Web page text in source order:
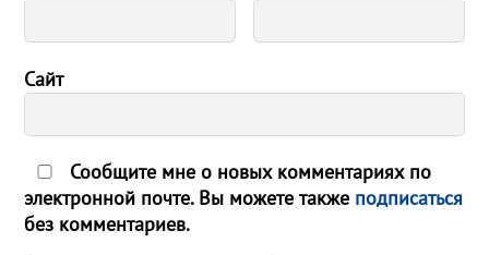
Сайт
Сообщите мне о новых комментариях по
электронной почте. Вы можете также подписаться
без комментариев.